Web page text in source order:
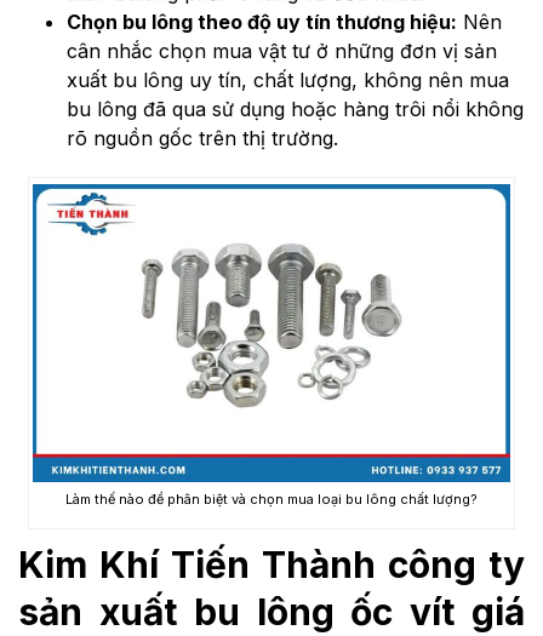
Chọn bu lông theo độ uy tín thương hiệu: Nên
cân nhắc chọn mua vật tư ở những đơn vị sản
xuất bu lông uy tín, chất lượng, không nên mua
bu lông đã qua sử dụng hoặc hàng trôi nổi không
rõ nguồn gốc trên thị trường.
Làm thế nào để phân biệt và chọn mua loại bu lông chất lượng?
Kim Khí Tiến Thành công ty
sản xuất bu lông ốc vít giá